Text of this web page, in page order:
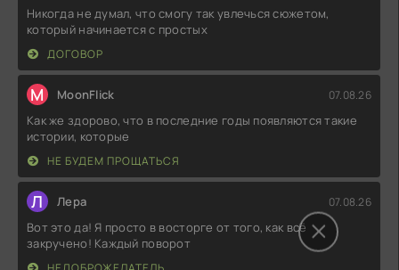
Никогда не думал, что смогу так увлечься сюжетом,
который начинается с простых
ДОГОВОР
M MoonFlick 07.08.26
Как же здорово, что в последние годы появляются такие
истории, которые
НЕ БУДЕМ ПРОЩАТЬСЯ
Л Лера 07.08.26
Вот это да! Я просто в восторге от того, как всё
закручено! Каждый поворот